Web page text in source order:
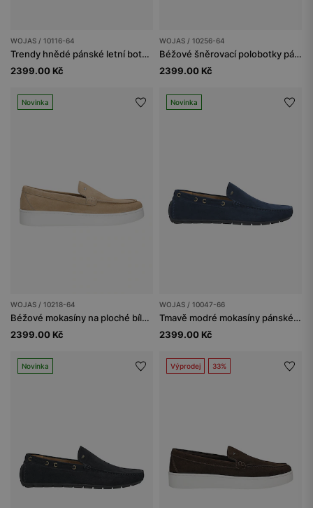
WOJAS / 10116-64
Trendy hnědé pánské letní boty z veluru
2399.00 Kč
WOJAS / 10256-64
Béžové šněrovací polobotky pánské ve stylu mokasínů
2399.00 Kč
Novinka
WOJAS / 10218-64
Béžové mokasíny na ploché bílé podrážce
2399.00 Kč
Novinka
WOJAS / 10047-66
Tmavě modré mokasíny pánské z kvalitní velurové kůže
2399.00 Kč
Novinka Výprodej 33%